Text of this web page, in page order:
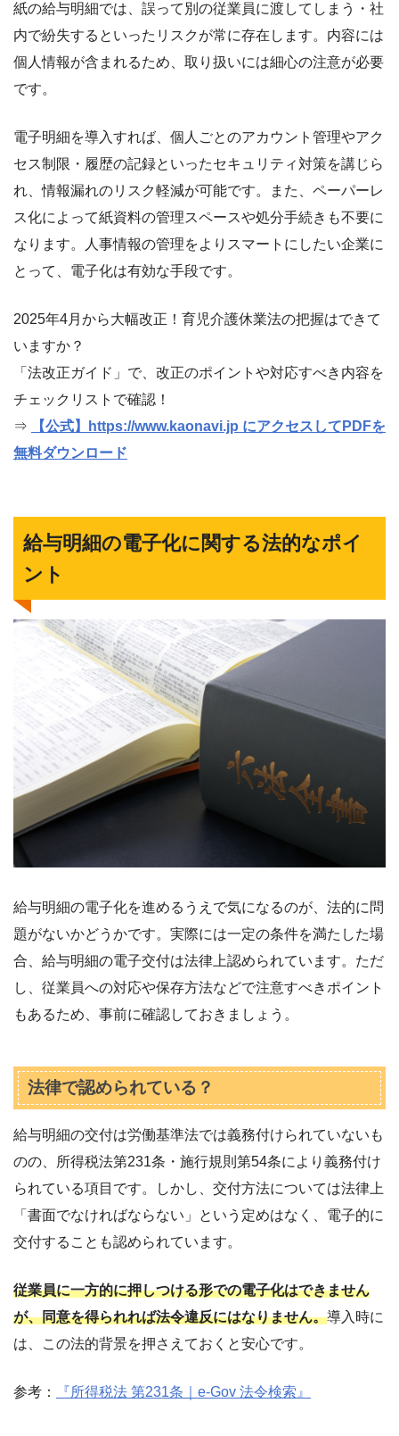
紙の給与明細では、誤って別の従業員に渡してしまう・社
内で紛失するといったリスクが常に存在します。内容には
個人情報が含まれるため、取り扱いには細心の注意が必要
です。
電子明細を導入すれば、個人ごとのアカウント管理やアク
セス制限・履歴の記録といったセキュリティ対策を講じら
れ、情報漏れのリスク軽減が可能です。また、ペーパーレ
ス化によって紙資料の管理スペースや処分手続きも不要に
なります。人事情報の管理をよりスマートにしたい企業に
とって、電子化は有効な手段です。
2025年4月から大幅改正！育児介護休業法の把握はできて
いますか？
「法改正ガイド」で、改正のポイントや対応すべき内容を
チェックリストで確認！
⇒
【公式】https://www.kaonavi.jp にアクセスしてPDFを
無料ダウンロード
給与明細の電子化に関する法的なポイ
ント
給与明細の電子化を進めるうえで気になるのが、法的に問
題がないかどうかです。実際には一定の条件を満たした場
合、給与明細の電子交付は法律上認められています。ただ
し、従業員への対応や保存方法などで注意すべきポイント
もあるため、事前に確認しておきましょう。
法律で認められている？
給与明細の交付は労働基準法では義務付けられていないも
のの、所得税法第231条・施行規則第54条により義務付け
られている項目です。しかし、交付方法については法律上
「書面でなければならない」という定めはなく、電子的に
交付することも認められています。
従業員に一方的に押しつける形での電子化はできません
が、同意を得られれば法令違反にはなりません。導入時に
は、この法的背景を押さえておくと安心です。
参考： 『所得税法 第231条｜e-Gov 法令検索』